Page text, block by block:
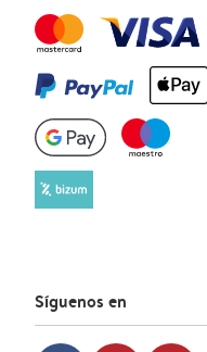
Síguenos en